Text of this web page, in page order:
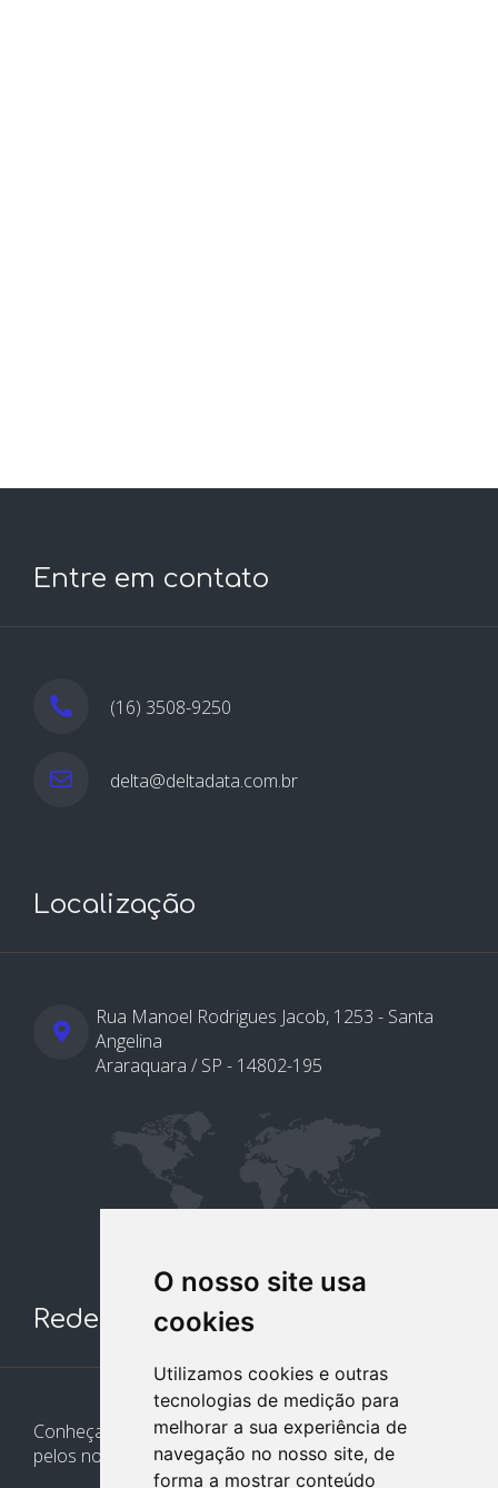
O nosso site usa
cookies
Utilizamos cookies e outras
tecnologias de medição para
melhorar a sua experiência de
navegação no nosso site, de
forma a mostrar conteúdo
Entre em contato
(16) 3508-9250
delta@deltadata.com.br
Localização
Rua Manoel Rodrigues Jacob, 1253 - Santa
Angelina
Araraquara / SP - 14802-195
Redes Sociais
Conheça e siga nossos canais. Interaja, fale conosco
pelos nossos perfis e saiba de todas as novidades.